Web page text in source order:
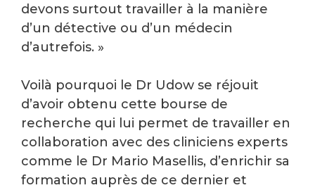
devons surtout travailler à la manière
d’un détective ou d’un médecin
d’autrefois. »
Voilà pourquoi le Dr Udow se réjouit
d’avoir obtenu cette bourse de
recherche qui lui permet de travailler en
collaboration avec des cliniciens experts
comme le Dr Mario Masellis, d’enrichir sa
formation auprès de ce dernier et